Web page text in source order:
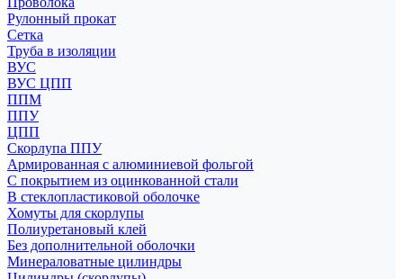
Рулонный прокат
Сетка
Труба в изоляции
ВУС
ВУС ЦПП
ППМ
ППУ
ЦПП
Скорлупа ППУ
Армированная с алюминиевой фольгой
С покрытием из оцинкованной стали
В стеклопластиковой оболочке
Хомуты для скорлупы
Полиуретановый клей
Без дополнительной оболочки
Минераловатные цилиндры